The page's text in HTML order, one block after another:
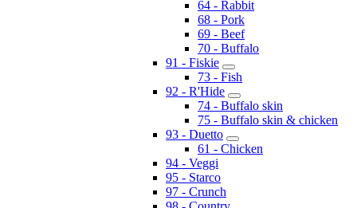
64 - Rabbit
68 - Pork
69 - Beef
70 - Buffalo
91 - Fiskie
73 - Fish
92 - R'Hide
74 - Buffalo skin
75 - Buffalo skin & chicken
93 - Duetto
61 - Chicken
94 - Veggi
95 - Starco
97 - Crunch